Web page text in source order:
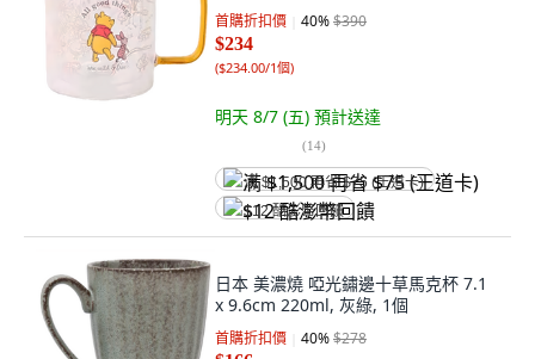
首購折扣價 40%$390
$234
($234.00/1個)
明天 8/7 (五) 預計送達
(14)
满 $1,500 再省 $75 (王道卡)
$12 酷澎幣回饋
日本 美濃燒 啞光鏽邊十草馬克杯 7.1
x 9.6cm 220ml, 灰綠, 1個
首購折扣價 40%$278